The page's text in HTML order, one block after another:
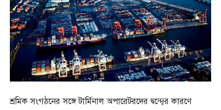
শ্রমিক সংগঠনের সঙ্গে টার্মিনাল অপারেটরদের দ্বন্দ্বের কারণে